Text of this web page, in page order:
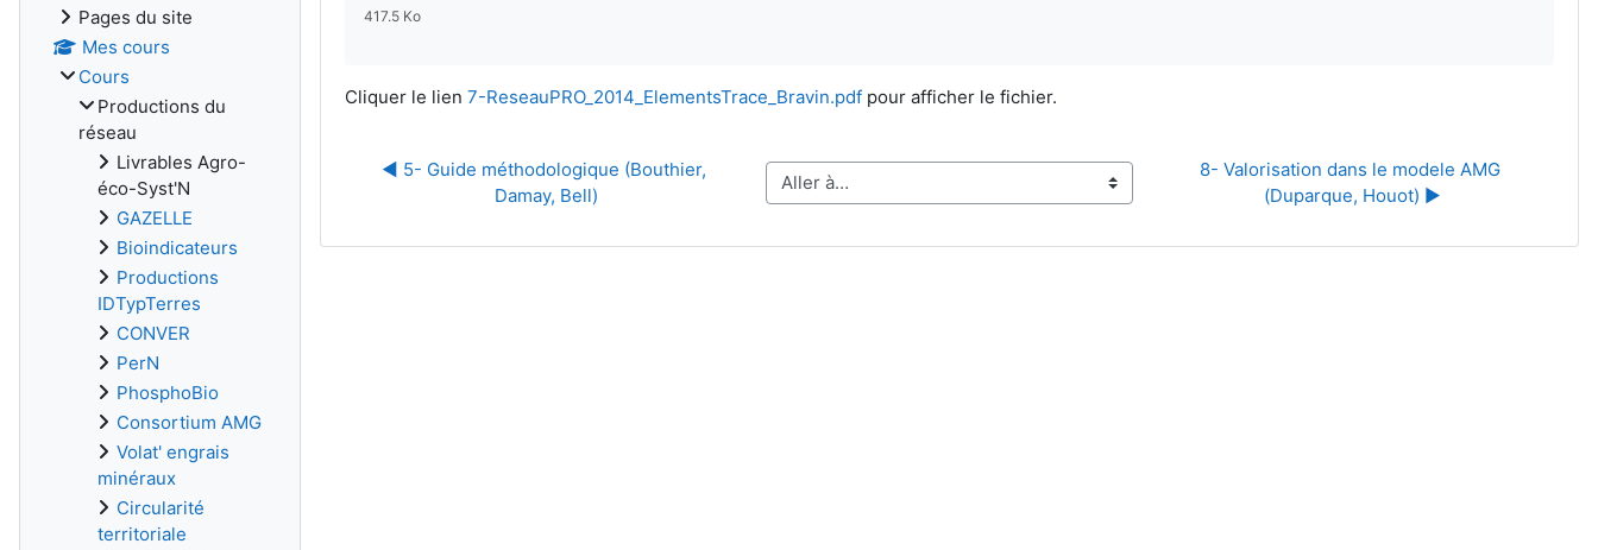
417.5 Ko
Cliquer le lien 7-ReseauPRO_2014_ElementsTrace_Bravin.pdfpour afficher le fichier.
◀︎ 5- Guide méthodologique (Bouthier,
Damay, Bell)
Aller à…
8- Valorisation dans le modele AMG
(Duparque, Houot) ▶︎
Pages du site
Mes cours
Cours
Productions du
réseau
Livrables Agro-
éco-Syst'N
GAZELLE
Bioindicateurs
Productions
IDTypTerres
CONVER
PerN
PhosphoBio
Consortium AMG
Volat' engrais
minéraux
Circularité
territoriale